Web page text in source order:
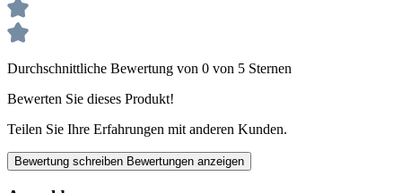
Durchschnittliche Bewertung von 0 von 5 Sternen
Bewerten Sie dieses Produkt!
Teilen Sie Ihre Erfahrungen mit anderen Kunden.
Bewertung schreiben Bewertungen anzeigen